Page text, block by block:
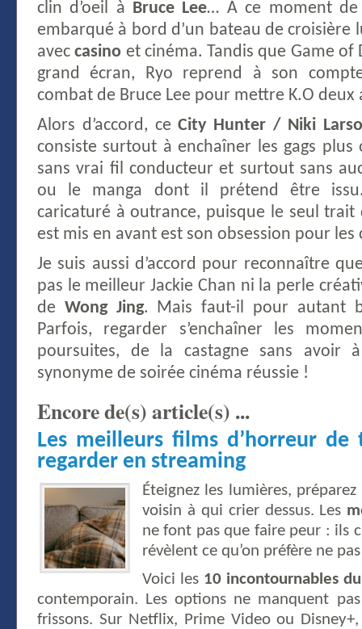
clin d’oeil à Bruce Lee… A ce moment de
embarqué à bord d’un bateau de croisière
aveccasino et cinéma. Tandis que Game
grand écran, Ryo reprend à son
combat de Bruce Lee pour mettre K.O deux
Alors d’accord, ceCity Hunter / Niki
consiste surtout à enchaîner les gags
sans vrai fil conducteur et surtout sans
ou le manga dont il prétend être issu.
caricaturé à outrance, puisque le seul trait
est mis en avant est son obsession pour
Je suis aussi d’accord pour reconnaître
pas le meilleur Jackie Chan ni la perle
de Wong Jing. Mais faut-il pour autant
Parfois, regarder s’enchaîner les
poursuites, de la castagne sans avoir
synonyme de soirée cinéma réussie !
Encore de(s) article(s) ...
Les meilleurs films d’horreur de
regarder en streaming
Éteignez les lumières,
voisin à qui crier dessus. Les
ne font pas que faire peur : ils
révèlent ce qu’on préfère ne
Voici les 10 incontournables
contemporain. Les options ne manquent
frissons. Sur Netflix, Prime Video ou